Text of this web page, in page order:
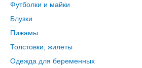
Футболки и майки
Блузки
Пижамы
Толстовки, жилеты
Одежда для беременных